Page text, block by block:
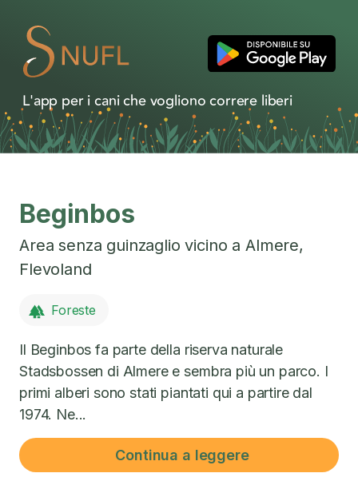
L'app per i cani che vogliono correre liberi
Beginbos
Area senza guinzaglio vicino a Almere,
Flevoland
Foreste
Il Beginbos fa parte della riserva naturale
Stadsbossen di Almere e sembra più un parco. I
primi alberi sono stati piantati qui a partire dal
1974. Ne...
Continua a leggere